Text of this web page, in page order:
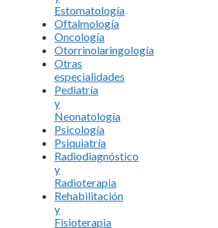
Estomatología
Oftalmología
Oncología
Otorrinolaringología
Otras
especialidades
Pediatría
y
Neonatología
Psicología
Psiquiatría
Radiodiagnóstico
y
Radioterapia
Rehabilitación
y
Fisioterapia